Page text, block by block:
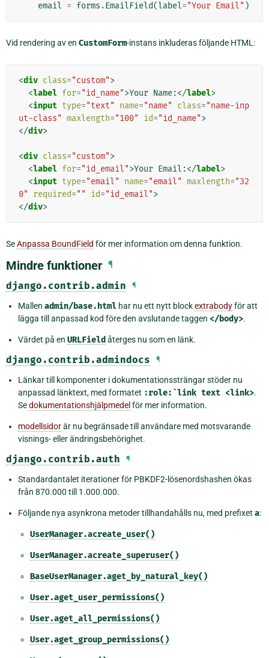
email = forms .EmailField(label="Your Email" )
Vid rendering av en CustomForm-instans inkluderas följande HTML:
<div class="custom">
<label for="id_name">Your Name:</label>
<input type="text" name="name" class="name-inp
ut-class" maxlength="100" id="id_name">
</div>
<div class="custom">
<label for="id_email">Your Email:</label>
<input type="email" name="email" maxlength="32
0"
required="" id="id_email">
</div>
SeAnpassa BoundField för mer information om denna funktion.
Mindre funktioner ¶
django.contrib.admin
¶
Mallen admin/base.html har nu ett nytt blockextrabodyför att
lägga till anpassad kod före den avslutande taggen </body>.
Värdet på en URLField återges nu som en länk.
django.contrib.admindocs ¶
Länkar till komponenter i dokumentationssträngar stöder nu
anpassad länktext, med formatet :role:`link text <link>.
Sedokumentationshjälpmedel för mer information.
modellsidorär nu begränsade till användare med motsvarande
visnings- eller ändringsbehörighet.
django.contrib.auth ¶
Standardantalet iterationer för PBKDF2-lösenordshashen ökas
från 870.000 till 1.000.000.
Följande nya asynkrona metoder tillhandahålls nu, med prefixet a:
UserManager.acreate_user()
UserManager.acreate_superuser()
BaseUserManager.aget_by_natural_key()
User.aget_user_permissions()
User.aget_all_permissions()
User.aget_group_permissions()